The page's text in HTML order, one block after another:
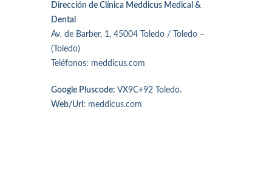
Dirección de Clínica Meddicus Medical &
Dental
Av. de Barber, 1, 45004 Toledo / Toledo –
(Toledo)
Teléfonos: meddicus.com
Google Pluscode: VX9C+92 Toledo.
Web/Url: meddicus.com